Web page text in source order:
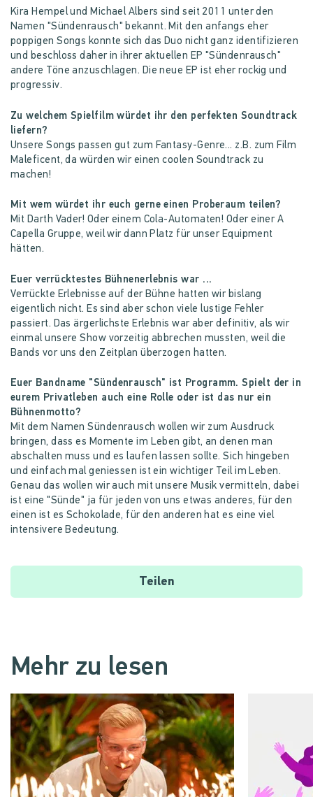
Kira Hempel und Michael Albers sind seit 2011 unter den
Namen "Sündenrausch" bekannt. Mit den anfangs eher
poppigen Songs konnte sich das Duo nicht ganz identifizieren
und beschloss daher in ihrer aktuellen EP "Sündenrausch"
andere Töne anzuschlagen. Die neue EP ist eher rockig und
progressiv.
Zu welchem Spielfilm würdet ihr den perfekten Soundtrack
liefern?
Unsere Songs passen gut zum Fantasy-Genre... z.B. zum Film
Maleficent, da würden wir einen coolen Soundtrack zu
machen!
Mit wem würdet ihr euch gerne einen Proberaum teilen?
Mit Darth Vader! Oder einem Cola-Automaten! Oder einer A
Capella Gruppe, weil wir dann Platz für unser Equipment
hätten.
Euer verrücktestes Bühnenerlebnis war ...
Verrückte Erlebnisse auf der Bühne hatten wir bislang
eigentlich nicht. Es sind aber schon viele lustige Fehler
passiert. Das ärgerlichste Erlebnis war aber definitiv, als wir
einmal unsere Show vorzeitig abbrechen mussten, weil die
Bands vor uns den Zeitplan überzogen hatten.
Euer Bandname "Sündenrausch" ist Programm. Spielt der in
eurem Privatleben auch eine Rolle oder ist das nur ein
Bühnenmotto?
Mit dem Namen Sündenrausch wollen wir zum Ausdruck
bringen, dass es Momente im Leben gibt, an denen man
abschalten muss und es laufen lassen sollte. Sich hingeben
und einfach mal geniessen ist ein wichtiger Teil im Leben.
Genau das wollen wir auch mit unsere Musik vermitteln, dabei
ist eine "Sünde" ja für jeden von uns etwas anderes, für den
einen ist es Schokolade, für den anderen hat es eine viel
intensivere Bedeutung.
Teilen
Mehr zu lesen